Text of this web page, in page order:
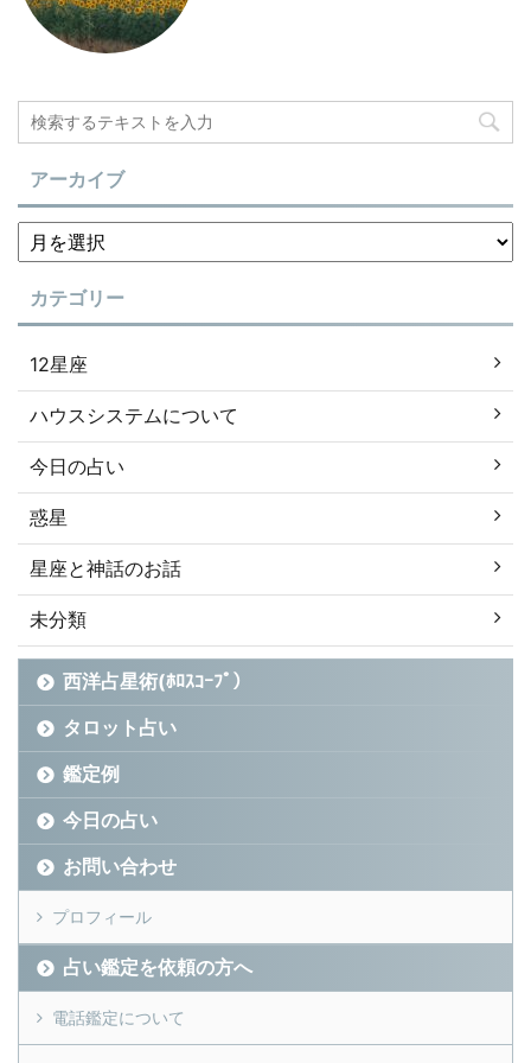
アーカイブ
カテゴリー
12星座
ハウスシステムについて
今日の占い
惑星
星座と神話のお話
未分類
西洋占星術(ﾎﾛｽｺｰﾌﾟ）
タロット占い
鑑定例
今日の占い
お問い合わせ
プロフィール
占い鑑定を依頼の方へ
電話鑑定について